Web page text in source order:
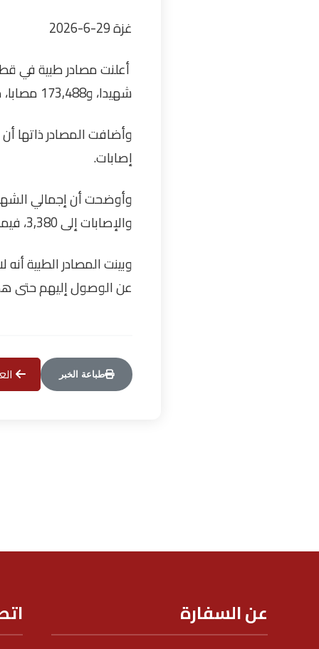
غزة 29-6-2026
شهيدا، و173,488 مصابا، منذ السابع من تشرين الأول/ أكتوبر 2023
إصابات.
والإصابات إلى 3,380، فيما جرى انتشال 786 جثمانا
وبينت المصادر الطبية
عن الوصول إليهم حتى
طباعة الخبر
عن السفارة